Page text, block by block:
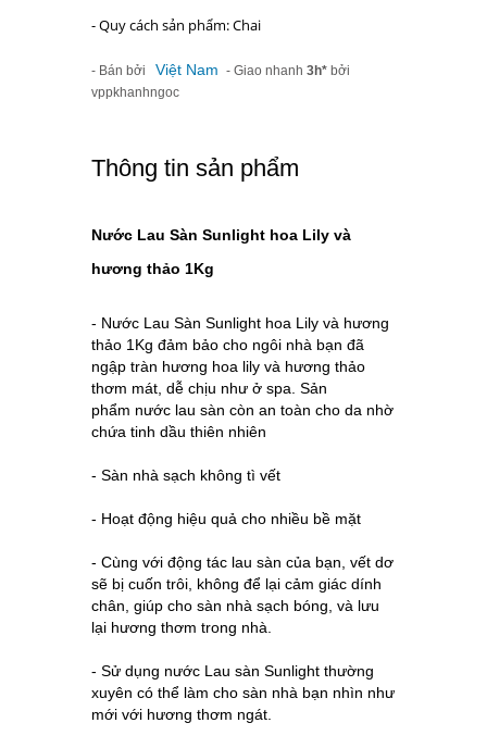
- Quy cách sản phẩm: Chai
- Bán bởi Việt Nam - Giao nhanh 3h* bởi
vppkhanhngoc
Thông tin sản phẩm
Nước Lau Sàn Sunlight hoa Lily và
hương thảo 1Kg
- Nước Lau Sàn Sunlight hoa Lily và hương
thảo 1Kg đảm bảo cho ngôi nhà bạn đã
ngập tràn hương hoa lily và hương thảo
thơm mát, dễ chịu như ở spa. Sản
phẩm nước lau sàn còn an toàn cho da nhờ
chứa tinh dầu thiên nhiên
- Sàn nhà sạch không tì vết
- Hoạt động hiệu quả cho nhiều bề mặt
- Cùng với động tác lau sàn của bạn, vết dơ
sẽ bị cuốn trôi, không để lại cảm giác dính
chân, giúp cho sàn nhà sạch bóng, và lưu
lại hương thơm trong nhà.
- Sử dụng nước Lau sàn Sunlight thường
xuyên có thể làm cho sàn nhà bạn nhìn như
mới với hương thơm ngát.